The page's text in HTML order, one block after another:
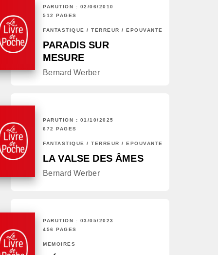
PARUTION : 02/06/2010
512 PAGES
FANTASTIQUE / TERREUR / EPOUVANTE
PARADIS SUR
MESURE
Bernard Werber
PARUTION : 01/10/2025
672 PAGES
FANTASTIQUE / TERREUR / EPOUVANTE
LA VALSE DES ÂMES
Bernard Werber
PARUTION : 03/05/2023
456 PAGES
MÉMOIRES